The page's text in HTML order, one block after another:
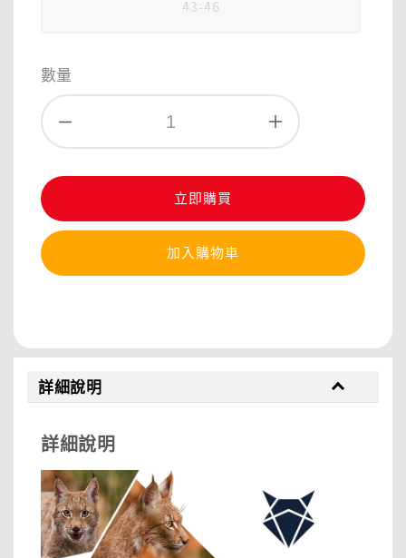
43-46
數量
立即購買
加入購物車
詳細說明
詳細說明